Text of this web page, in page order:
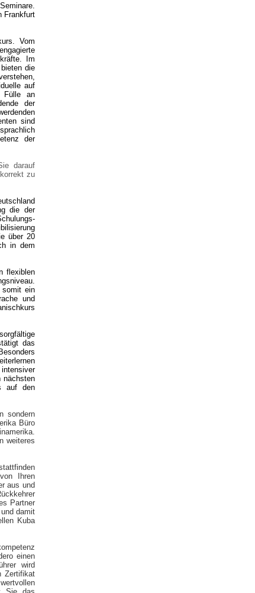
Frankfurt
Vom
Im
die
auf
Fülle an
der
sind
der
darauf
zu
die der
über 20
in dem
flexiblen
somit ein
und
das
nächsten
auf den
sondern
Büro
weiteres
Ihren
aus und
Partner
damit
Kuba
einen
wird
Zertifikat